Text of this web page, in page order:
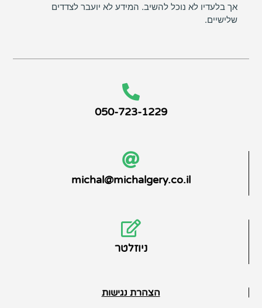
אך בלעדיו לא נוכל להשיב. המידע לא יועבר לצדדים
שלישיים.
050-723-1229
michal@michalgery.co.il
ניוזלטר
הצהרת נגישות